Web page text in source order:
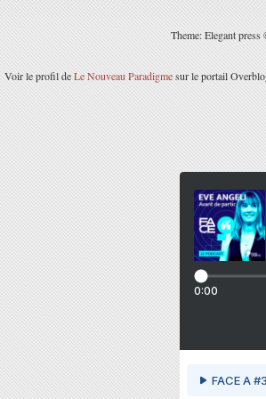
Theme: Elegant
Voir le profil deLe Nouveau Paradigmesur le portail
0:00
FACE A